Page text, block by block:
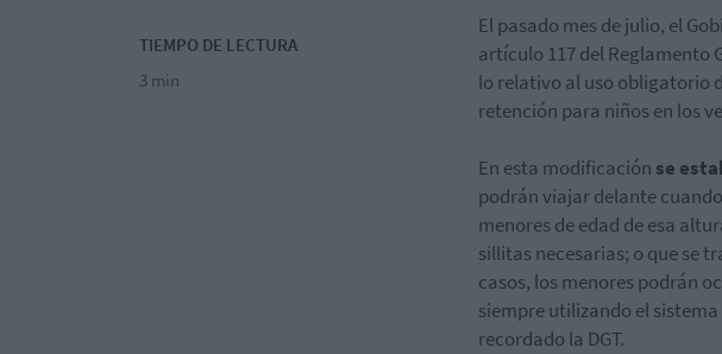
TIEMPO DE LECTURA
3 min
El pasado mes de julio, el
artículo 117 del Reglamento
lo relativo al uso obligatorio
retención para niños en los
En esta modificación se
podrán viajar delante
menores de edad de esa
sillitas necesarias; o que se
casos, los menores podrán
siempre utilizando el
recordado la DGT.